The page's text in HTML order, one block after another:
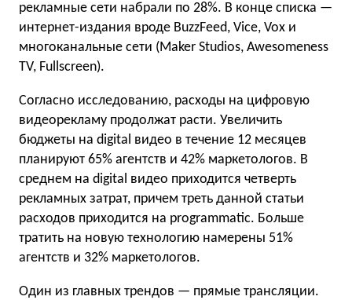
рекламные сети набрали по 28%. В конце списка —
интернет-издания вроде BuzzFeed, Vice, Vox и
многоканальные сети (Maker Studios, Awesomeness
TV, Fullscreen).
Согласно исследованию, расходы на цифровую
видеорекламу продолжат расти. Увеличить
бюджеты на digital видео в течение 12 месяцев
планируют 65% агентств и 42% маркетологов. В
среднем на digital видео приходится четверть
рекламных затрат, причем треть данной статьи
расходов приходится на programmatic. Больше
тратить на новую технологию намерены 51%
агентств и 32% маркетологов.
Один из главных трендов — прямые трансляции.